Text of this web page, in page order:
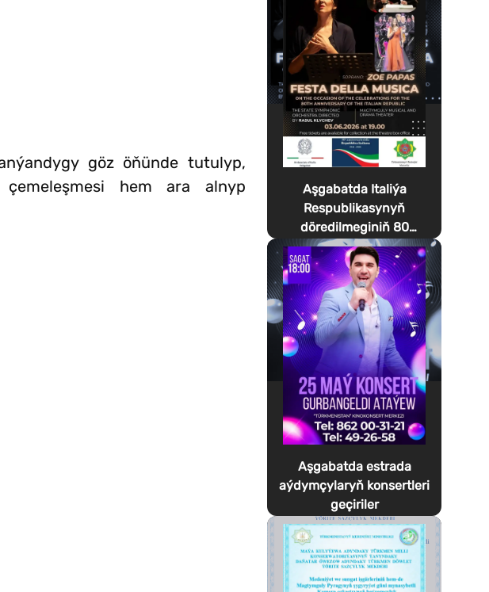
göz öňünde tutulyp,
hem ara alnyp
Aşgabatda Italiýa
Respublikasynyň
döredilmeginiň 80
ýyllygyna bagyşlanan
Festa della Musica
geçirilýär
Aşgabatda estrada
aýdymçylaryň konsertleri
geçiriler